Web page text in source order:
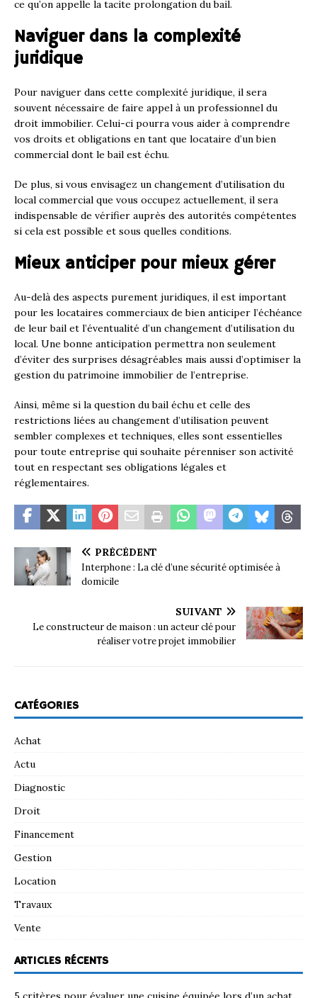
ce qu’on appelle la tacite prolongation du bail.
Naviguer dans la complexité
juridique
Pour naviguer dans cette complexité juridique, il sera
souvent nécessaire de faire appel à un professionnel du
droit immobilier. Celui-ci pourra vous aider à comprendre
vos droits et obligations en tant que locataire d’un bien
commercial dont le bail est échu.
De plus, si vous envisagez un changement d’utilisation du
local commercial que vous occupez actuellement, il sera
indispensable de vérifier auprès des autorités compétentes
si cela est possible et sous quelles conditions.
Mieux anticiper pour mieux gérer
Au-delà des aspects purement juridiques, il est important
pour les locataires commerciaux de bien anticiper l’échéance
de leur bail et l’éventualité d’un changement d’utilisation du
local. Une bonne anticipation permettra non seulement
d’éviter des surprises désagréables mais aussi d’optimiser la
gestion du patrimoine immobilier de l’entreprise.
Ainsi, même si la question du bail échu et celle des
restrictions liées au changement d’utilisation peuvent
sembler complexes et techniques, elles sont essentielles
pour toute entreprise qui souhaite pérenniser son activité
tout en respectant ses obligations légales et
réglementaires.
PRÉCÉDENT
Interphone : La clé d’une sécurité optimisée à
domicile
SUIVANT
Le constructeur de maison : un acteur clé pour
réaliser votre projet immobilier
CATÉGORIES
Achat
Actu
Diagnostic
Droit
Financement
Gestion
Location
Travaux
Vente
ARTICLES RÉCENTS